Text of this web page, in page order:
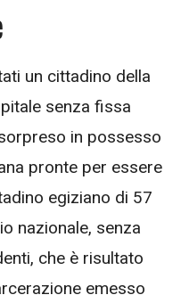
un cittadino della
senza fissa
in possesso
pronte per essere
egiziano di 57
nazionale, senza
che è risultato
emesso